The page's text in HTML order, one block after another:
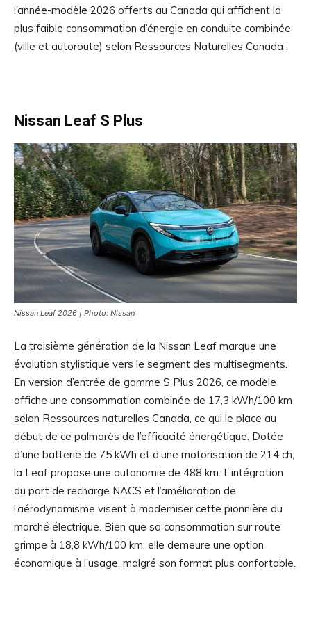
l’année-modèle 2026 offerts au Canada qui affichent la
plus faible consommation d’énergie en conduite combinée
(ville et autoroute) selon Ressources Naturelles Canada :
Nissan Leaf S Plus
Nissan Leaf 2026 | Photo: Nissan
La troisième génération de la Nissan Leaf marque une
évolution stylistique vers le segment des multisegments.
En version d’entrée de gamme S Plus 2026, ce modèle
affiche une consommation combinée de 17,3 kWh/100 km
selon Ressources naturelles Canada, ce qui le place au
début de ce palmarès de l’efficacité énergétique. Dotée
d’une batterie de 75 kWh et d’une motorisation de 214 ch,
la Leaf propose une autonomie de 488 km. L’intégration
du port de recharge NACS et l’amélioration de
l’aérodynamisme visent à moderniser cette pionnière du
marché électrique. Bien que sa consommation sur route
grimpe à 18,8 kWh/100 km, elle demeure une option
économique à l’usage, malgré son format plus confortable.